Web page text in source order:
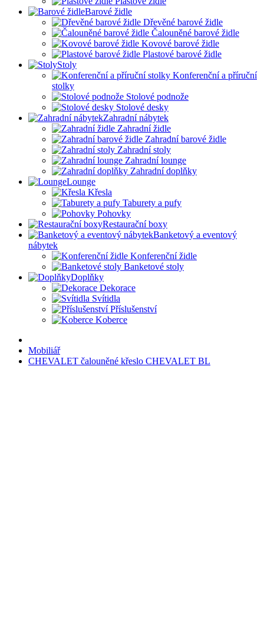
Barové židle
Dřevěné barové židle
Čalouněné barové židle
Kovové barové židle
Plastové barové židle
Stoly
Konferenční a příruční
stolky
Stolové podnože
Stolové desky
Zahradní nábytek
Zahradní židle
Zahradní barové židle
Zahradní stoly
Zahradní lounge
Zahradní doplňky
Lounge
Křesla
Taburety a pufy
Pohovky
Restaurační boxy
Banketový a eventový
nábytek
Konferenční židle
Banketové stoly
Doplňky
Dekorace
Svítidla
Příslušenství
Koberce
Mobiliář
CHEVALET čalouněné křeslo CHEVALET BL